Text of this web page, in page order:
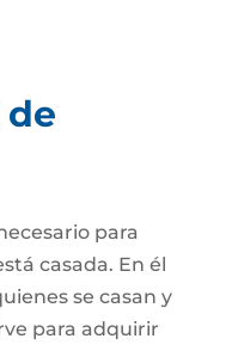
para
casada. En él
se casan y
para adquirir